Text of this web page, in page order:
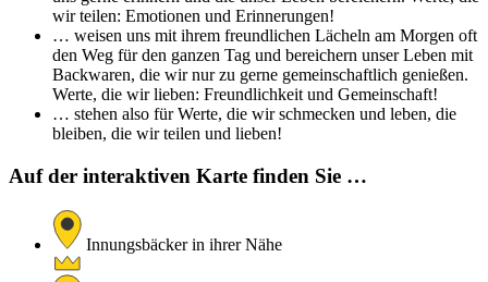
wir teilen: Emotionen und Erinnerungen!
… weisen uns mit ihrem freundlichen Lächeln am Morgen oft
den Weg für den ganzen Tag und bereichern unser Leben mit
Backwaren, die wir nur zu gerne gemeinschaftlich genießen.
Werte, die wir lieben: Freundlichkeit und Gemeinschaft!
… stehen also für Werte, die wir schmecken und leben, die
bleiben, die wir teilen und lieben!
Auf der interaktiven Karte finden Sie …
Innungsbäcker in ihrer Nähe